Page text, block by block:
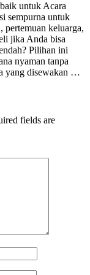
untuk Acara
sempurna untuk
pertemuan keluarga,
jika Anda bisa
Pilihan ini
nyaman tanpa
yang disewakan …
fields are